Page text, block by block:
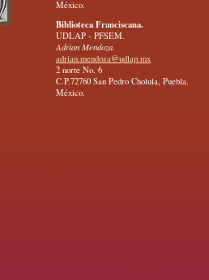
México.
Biblioteca Franciscana.
UDLAP - PFSEM.
Adrian Mendoza.
adrian.mendoza@udlap.mx
2 norte No. 6
C.P.72760 San Pedro Cholula, Puebla.
México.